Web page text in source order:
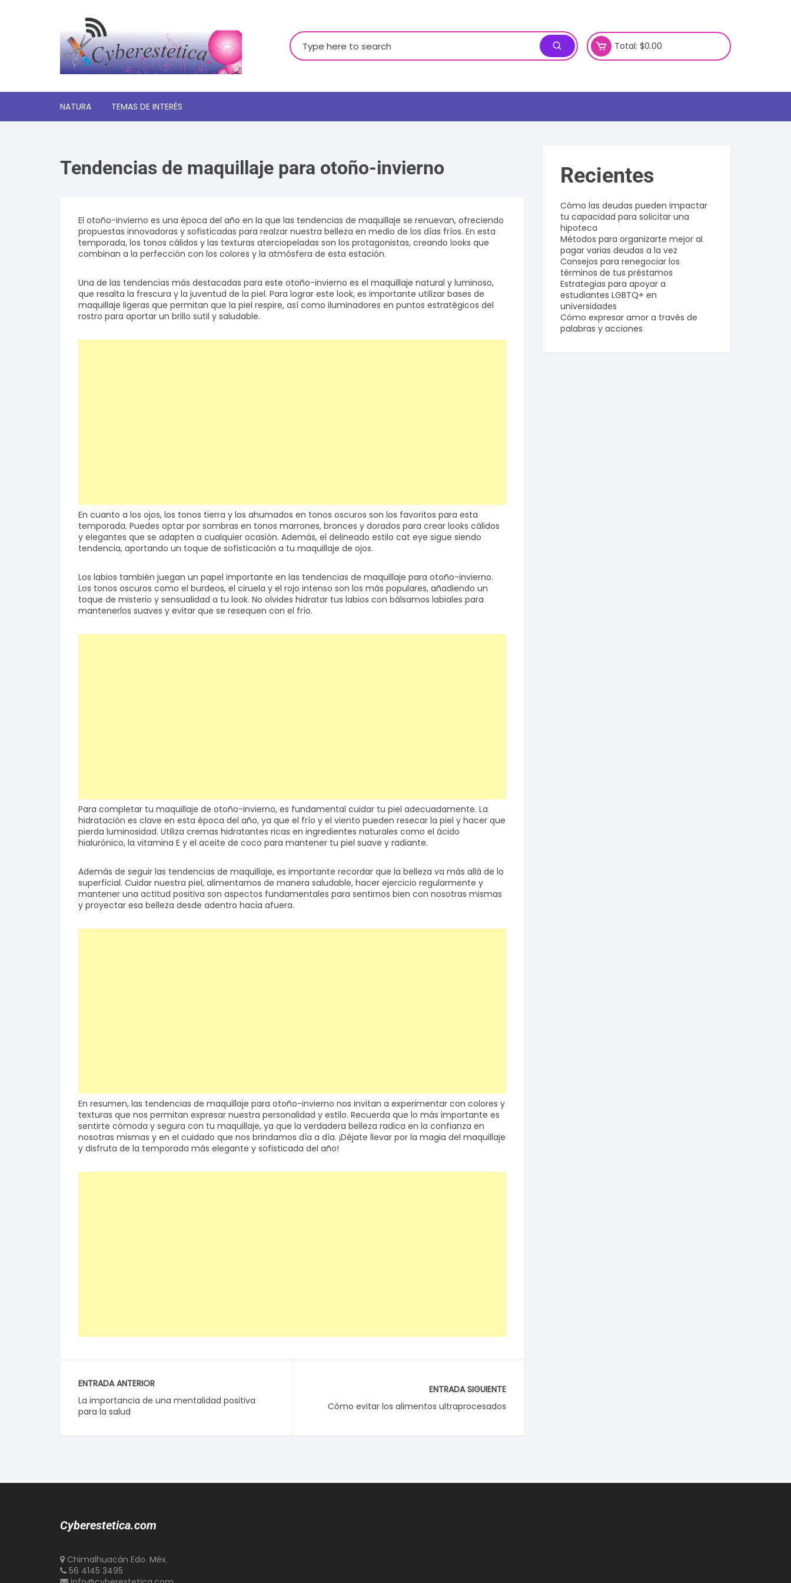
Buscar:
Total: $0.00
NATURA TEMAS DE INTERÉS
Autoayuda y desarrollo
personal
Tecnologia
Estética
Salud y bienestar
Finanzas
Tendencias de maquillaje para otoño-invierno
El otoño-invierno es una época del año en la que las tendencias de maquillaje se renuevan, ofreciendo
propuestas innovadoras y sofisticadas para realzar nuestra belleza en medio de los días fríos. En esta
temporada, los tonos cálidos y las texturas aterciopeladas son los protagonistas, creando looks que
combinan a la perfección con los colores y la atmósfera de esta estación.
Una de las tendencias más destacadas para este otoño-invierno es el maquillaje natural y luminoso,
que resalta la frescura y la juventud de la piel. Para lograr este look, es importante utilizar bases de
maquillaje ligeras que permitan que la piel respire, así como iluminadores en puntos estratégicos del
rostro para aportar un brillo sutil y saludable.
En cuanto a los ojos, los tonos tierra y los ahumados en tonos oscuros son los favoritos para esta
temporada. Puedes optar por sombras en tonos marrones, bronces y dorados para crear looks cálidos
y elegantes que se adapten a cualquier ocasión. Además, el delineado estilo cat eye sigue siendo
tendencia, aportando un toque de sofisticación a tu maquillaje de ojos.
Los labios también juegan un papel importante en las tendencias de maquillaje para otoño-invierno.
Los tonos oscuros como el burdeos, el ciruela y el rojo intenso son los más populares, añadiendo un
toque de misterio y sensualidad a tu look. No olvides hidratar tus labios con bálsamos labiales para
mantenerlos suaves y evitar que se resequen con el frío.
Para completar tu maquillaje de otoño-invierno, es fundamental cuidar tu piel adecuadamente. La
hidratación es clave en esta época del año, ya que el frío y el viento pueden resecar la piel y hacer que
pierda luminosidad. Utiliza cremas hidratantes ricas en ingredientes naturales como el ácido
hialurónico, la vitamina E y el aceite de coco para mantener tu piel suave y radiante.
Además de seguir las tendencias de maquillaje, es importante recordar que la belleza va más allá de lo
superficial. Cuidar nuestra piel, alimentarnos de manera saludable, hacer ejercicio regularmente y
mantener una actitud positiva son aspectos fundamentales para sentirnos bien con nosotras mismas
y proyectar esa belleza desde adentro hacia afuera.
En resumen, las tendencias de maquillaje para otoño-invierno nos invitan a experimentar con colores y
texturas que nos permitan expresar nuestra personalidad y estilo. Recuerda que lo más importante es
sentirte cómoda y segura con tu maquillaje, ya que la verdadera belleza radica en la confianza en
nosotras mismas y en el cuidado que nos brindamos día a día. ¡Déjate llevar por la magia del maquillaje
y disfruta de la temporada más elegante y sofisticada del año!
ENTRADA ANTERIOR
La importancia de una mentalidad positiva
para la salud
ENTRADA SIGUIENTE
Cómo evitar los alimentos ultraprocesados
Recientes
Cómo las deudas pueden impactar
tu capacidad para solicitar una
hipoteca
Métodos para organizarte mejor al
pagar varias deudas a la vez
Consejos para renegociar los
términos de tus préstamos
Estrategias para apoyar a
estudiantes LGBTQ+ en
universidades
Cómo expresar amor a través de
palabras y acciones
Cyberestetica.com
Chimalhuacán Edo. Méx.
56 4145 3495